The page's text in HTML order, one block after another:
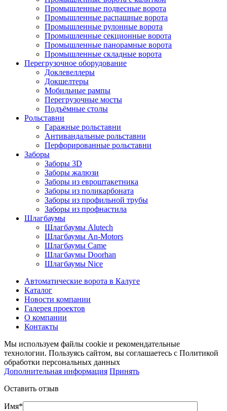
Промышленные подвесные ворота
Промышленные распашные ворота
Промышленные рулонные ворота
Промышленные секционные ворота
Промышленные панорамные ворота
Промышленные складные ворота
Перегрузочное оборудование
Доклевеллеры
Докшелтеры
Мобильные рампы
Перегрузочные мосты
Подъёмные столы
Рольставни
Гаражные рольставни
Антивандальные рольставни
Перфорированные рольставни
Заборы
Заборы 3D
Заборы жалюзи
Заборы из евроштакетника
Заборы из поликарбоната
Заборы из профильной трубы
Заборы из профнастила
Шлагбаумы
Шлагбаумы Alutech
Шлагбаумы An-Motors
Шлагбаумы Came
Шлагбаумы Doorhan
Шлагбаумы Nice
Автоматические ворота в Калуге
Каталог
Новости компании
Галерея проектов
О компании
Контакты
Мы используем файлы cookie и рекомендательные
технологии. Пользуясь сайтом, вы соглашаетесь с Политикой
обработки персональных данных
Дополнительная информация Принять
Оставить отзыв
Имя*